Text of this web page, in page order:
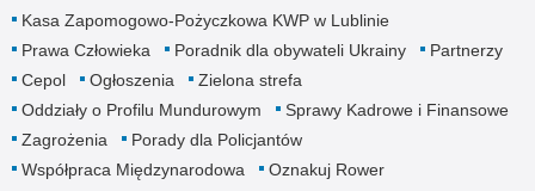
Kasa Zapomogowo-Pożyczkowa KWP w Lublinie
Prawa Człowieka
Poradnik dla obywateli Ukrainy
Partnerzy
Cepol
Ogłoszenia
Zielona strefa
Oddziały o Profilu Mundurowym
Sprawy Kadrowe i Finansowe
Zagrożenia
Porady dla Policjantów
Współpraca Międzynarodowa
Oznakuj Rower